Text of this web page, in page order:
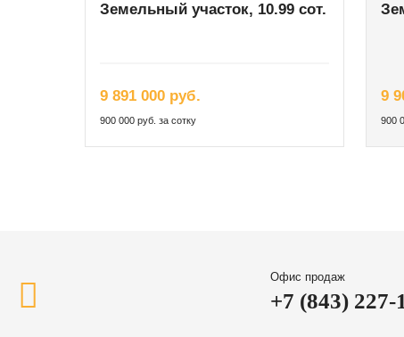
Земельный участок, 10.99 сот.
9 891 000 руб.
900 000 руб. за сотку
9
900
Офис продаж
+7 (843) 227-